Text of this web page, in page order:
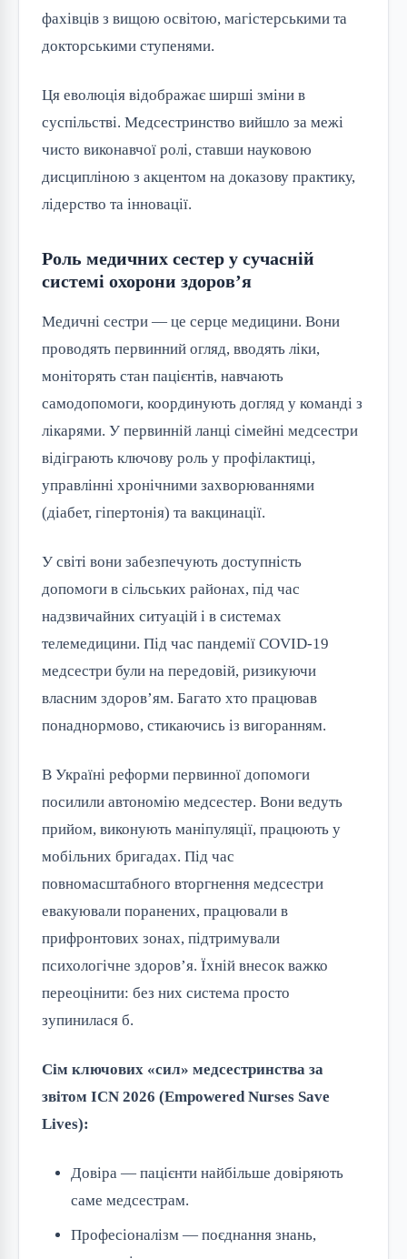
фахівців з вищою освітою, магістерськими та
докторськими ступенями.
Ця еволюція відображає ширші зміни в
суспільстві. Медсестринство вийшло за межі
чисто виконавчої ролі, ставши науковою
дисципліною з акцентом на доказову практику,
лідерство та інновації.
Роль медичних сестер у сучасній
системі охорони здоров’я
Медичні сестри — це серце медицини. Вони
проводять первинний огляд, вводять ліки,
моніторять стан пацієнтів, навчають
самодопомоги, координують догляд у команді з
лікарями. У первинній ланці сімейні медсестри
відіграють ключову роль у профілактиці,
управлінні хронічними захворюваннями
(діабет, гіпертонія) та вакцинації.
У світі вони забезпечують доступність
допомоги в сільських районах, під час
надзвичайних ситуацій і в системах
телемедицини. Під час пандемії COVID-19
медсестри були на передовій, ризикуючи
власним здоров’ям. Багато хто працював
понаднормово, стикаючись із вигоранням.
В Україні реформи первинної допомоги
посилили автономію медсестер. Вони ведуть
прийом, виконують маніпуляції, працюють у
мобільних бригадах. Під час
повномасштабного вторгнення медсестри
евакуювали поранених, працювали в
прифронтових зонах, підтримували
психологічне здоров’я. Їхній внесок важко
переоцінити: без них система просто
зупинилася б.
Сім ключових «сил» медсестринства за
звітом ICN 2026 (Empowered Nurses Save
Lives):
Довіра — пацієнти найбільше довіряють
саме медсестрам.
Професіоналізм — поєднання знань,